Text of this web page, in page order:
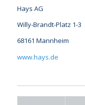
Hays AG
Willy-Brandt-Platz 1-3
68161 Mannheim
www.hays.de